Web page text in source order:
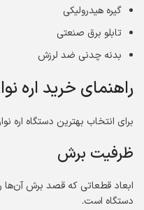
گیره هیدرولیکی
تابلو برق صنعتی
بدنه چدنی ضد لرزش
راهنمای خرید اره
برای انتخاب بهترین دستگاه اره
ظرفیت برش
ابعاد قطعاتی که قصد برش آن‌ها
دستگاه است.